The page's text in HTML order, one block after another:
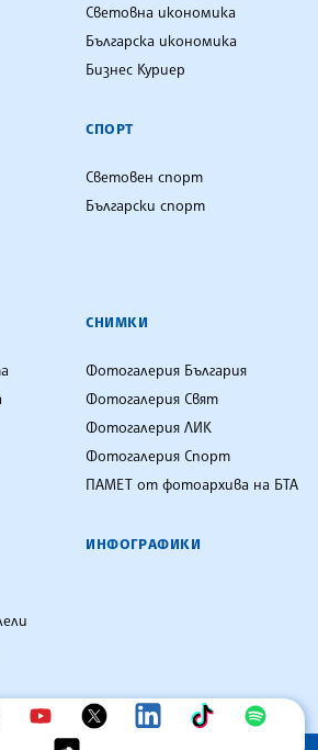
Световна икономика
Българска икономика
Бизнес Куриер
СПОРТ
Световен спорт
Български спорт
СНИМКИ
Фотогалерия България
Фотогалерия Свят
Фотогалерия ЛИК
Фотогалерия Спорт
ПАМЕТ от фотоархива на БТА
ИНФОГРАФИКИ